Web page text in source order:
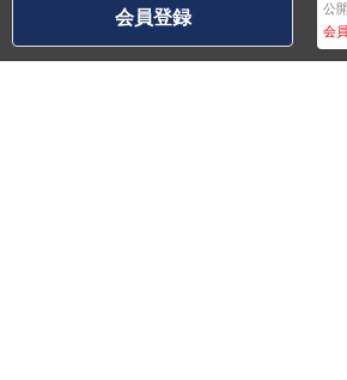
会員登録 公
会